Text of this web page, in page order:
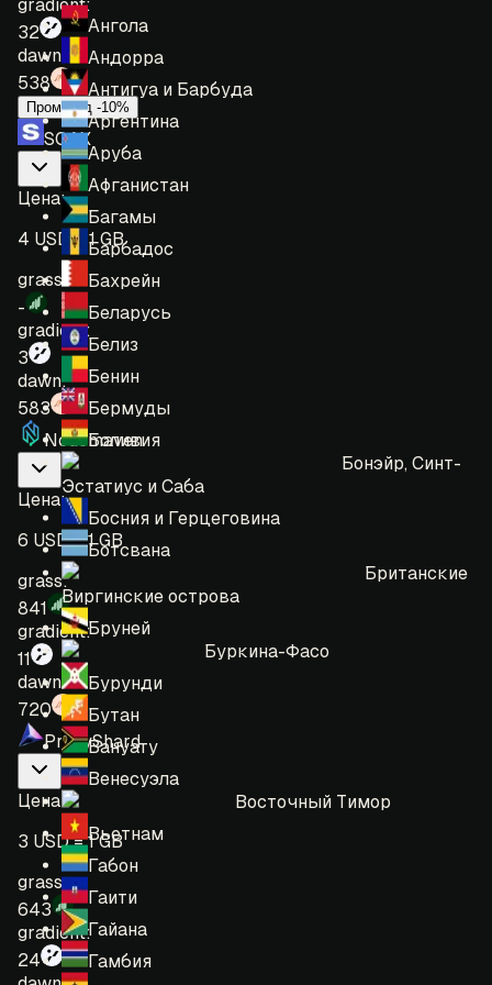
Ангола
Андорра
Антигуа и Барбуда
Аргентина
Аруба
Афганистан
Багамы
Барбадос
Бахрейн
Беларусь
Белиз
Бенин
Бермуды
Боливия
Бонэйр, Синт-
Эстатиус и Саба
Босния и Герцеговина
Ботсвана
Британские
Виргинские острова
Бруней
Буркина-Фасо
Бурунди
Бутан
Вануату
Венесуэла
Восточный Тимор
Вьетнам
Габон
Гаити
Гайана
Гамбия
gradient:
32
dawn:
538
Промокод -10%
SOAX
Цена:
4 USD = 1 GB
grass:
-
gradient:
3
dawn:
583
Nodemaven
Цена:
6 USD = 1 GB
grass:
841
gradient:
11
dawn:
720
ProxyShard
Цена:
3 USD = 1 GB
grass:
643
gradient:
24